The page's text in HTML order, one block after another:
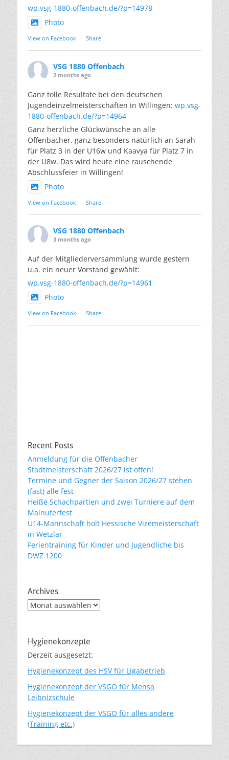
wp.vsg-1880-offenbach.de/?p=14978
Photo
View on Facebook · Share
VSG 1880 Offenbach
2 months ago
Ganz tolle Resultate bei den deutschen
Jugendeinzelmeisterschaften in Willingen: wp.vsg-
1880-offenbach.de/?p=14964
Ganz herzliche Glückwünsche an alle
Offenbacher, ganz besonders natürlich an Sarah
für Platz 3 in der U16w und Kaavya für Platz 7 in
der U8w. Das wird heute eine rauschende
Abschlussfeier in Willingen!
Photo
View on Facebook · Share
VSG 1880 Offenbach
3 months ago
Auf der Mitgliederversammlung wurde gestern
u.a. ein neuer Vorstand gewählt:
wp.vsg-1880-offenbach.de/?p=14961
Photo
View on Facebook · Share
Recent Posts
Anmeldung für die Offenbacher
Stadtmeisterschaft 2026/27 ist offen!
Termine und Gegner der Saison 2026/27 stehen
(fast) alle fest
Heiße Schachpartien und zwei Turniere auf dem
Mainuferfest
U14-Mannschaft holt Hessische Vizemeisterschaft
in Wetzlar
Ferientraining für Kinder und Jugendliche bis
DWZ 1200
Archives
Archives
Hygienekonzepte
Derzeit ausgesetzt:
Hygienekonzept des HSV für Ligabetrieb
Hygienekonzept der VSGO für Mensa
Leibnizschule
Hygienekonzept der VSGO für alles andere
(Training etc.)